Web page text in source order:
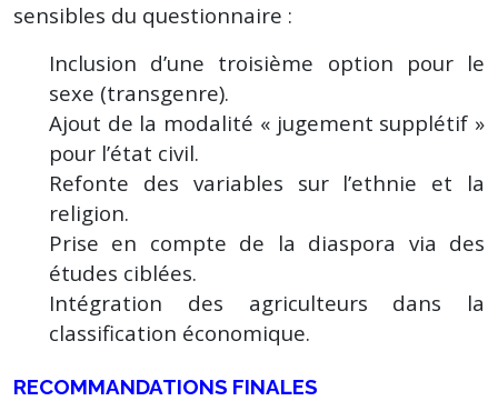
sensibles du questionnaire :
Inclusion d’une troisième option pour le
sexe (transgenre).
Ajout de la modalité « jugement supplétif »
pour l’état civil.
Refonte des variables sur l’ethnie et la
religion.
Prise en compte de la diaspora via des
études ciblées.
Intégration des agriculteurs dans la
classification économique.
RECOMMANDATIONS FINALES